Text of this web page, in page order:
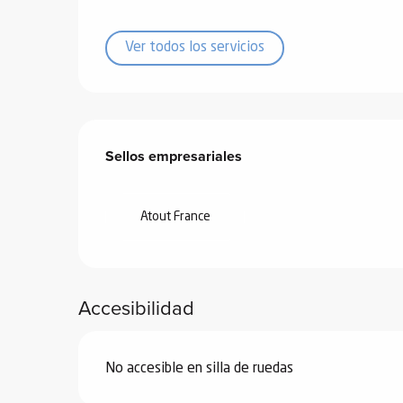
Ver todos los servicios
Oferta de
Sellos empresariales
Sellos empresariales
Atout France
Accesibilidad
No accesible en silla de ruedas